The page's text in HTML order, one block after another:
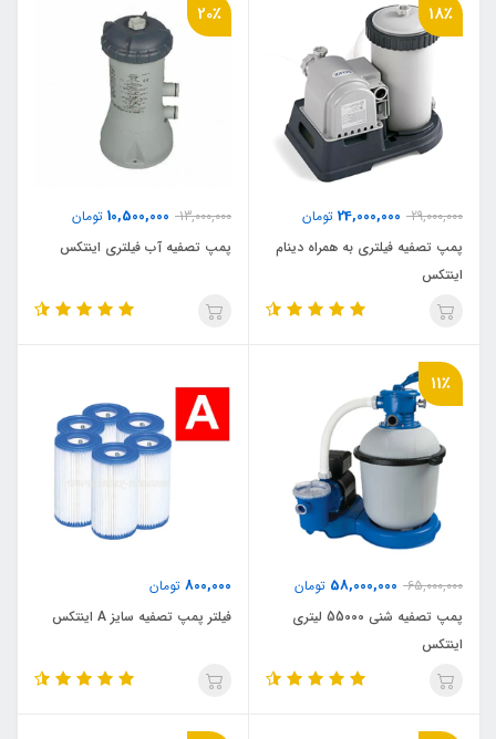
18٪
29,000,000
24,000,000 تومان
پمپ تصفیه فیلتری به همراه دینام
اینتکس
20٪
13,000,000
10,500,000 تومان
پمپ تصفیه آب فیلتری اینتکس
11٪
65,000,000
58,000,000 تومان
پمپ تصفیه شنی 55000 لیتری
اینتکس
800,000 تومان
فیلتر پمپ تصفیه سایز A اینتکس